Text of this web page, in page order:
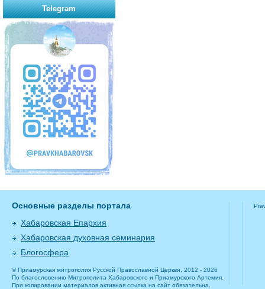
Telegram
Основные разделы портала
Хабаровская Епархия
Хабаровская духовная семинария
Блогосфера
© Приамурская митрополия Русской Православной Церкви, 2012 - 2026
По благословению Митрополита Хабаровского и Приамурского Артемия.
При копировании материалов активная ссылка на сайт обязательна.